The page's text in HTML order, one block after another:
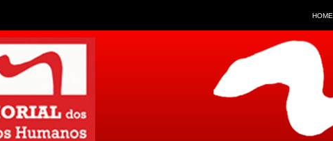
HOME
dos Direitos Humanos